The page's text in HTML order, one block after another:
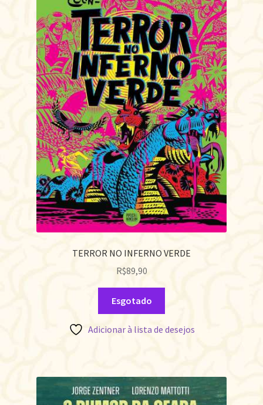
TERROR NO INFERNO VERDE
R$89,90
Esgotado
Adicionar à lista de desejos